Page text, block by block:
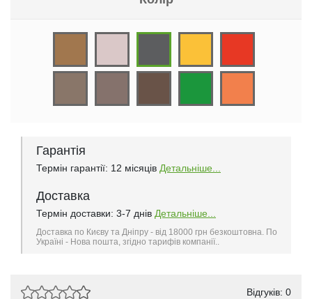
Гарантія
Термін гарантії: 12 місяців Детальніше...
Доставка
Термін доставки: 3-7 днів Детальніше...
Доставка по Києву та Дніпру - від 18000 грн безкоштовна. По
Україні - Нова пошта, згідно тарифів компанії..
Відгуків: 0